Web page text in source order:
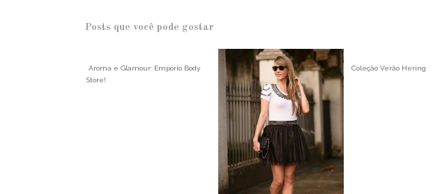
Posts que você pode gostar
Aroma e Glamour: Empório Body
Store!
Coleção Verão Hering